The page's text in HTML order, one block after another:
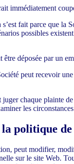
immédiatement
fait parce que la
possibles
être déposée par un
peut recevoir
chaque plainte
les
politique de
peut modifier,
sur le site Web.